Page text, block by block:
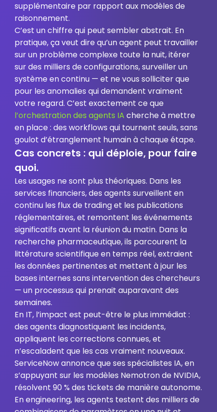
supplémentaire par rapport aux modèles de
raisonnement.
C’est un chiffre qui peut sembler abstrait. En
pratique, ça veut dire qu’un agent peut travailler
sur un problème complexe toute la nuit, itérer
sur des milliers de configurations, surveiller un
système en continu — et ne vous solliciter que
pour les anomalies qui demandent vraiment
votre regard. C’est exactement ce que
l’orchestration des agents IA cherche à mettre
en place : des workflows qui tournent seuls, sans
goulot d’étranglement humain à chaque étape.
Cas concrets : qui déploie, pour faire
quoi.
Les usages ne sont plus théoriques. Dans les
services financiers, des agents surveillent en
continu les flux de trading et les publications
réglementaires, et remontent les événements
significatifs avant la réunion du matin. Dans la
recherche pharmaceutique, ils parcourent la
littérature scientifique en temps réel, extraient
les données pertinentes et mettent à jour les
bases internes sans intervention des chercheurs
— un processus qui prenait auparavant des
semaines.
En IT, l’impact est peut-être le plus immédiat :
des agents diagnostiquent les incidents,
appliquent les corrections connues, et
n’escaladent que les cas vraiment nouveaux.
ServiceNow annonce que ses spécialistes IA, en
s’appuyant sur les modèles Nemotron de NVIDIA,
résolvent 90 % des tickets de manière autonome.
En engineering, les agents testent des milliers de